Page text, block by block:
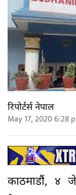
रिपोर्टर्स नेपाल
May 17, 2020 6:28
काठमाडौं, ४